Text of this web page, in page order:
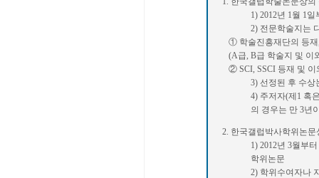
1) 2012년 1월 1
2) 전문학술지는
① 학술진흥재단의 등재
(A급, B급 학술지 및 이
② SCI, SSCI 등재 및 이
3) 선정된 후 수상
4) 주저자(제1 혹
의 경우는 만 3년
2. 한국갤럽박사학위논
1) 2012년 3월부
학위논문
2) 학위수여자나